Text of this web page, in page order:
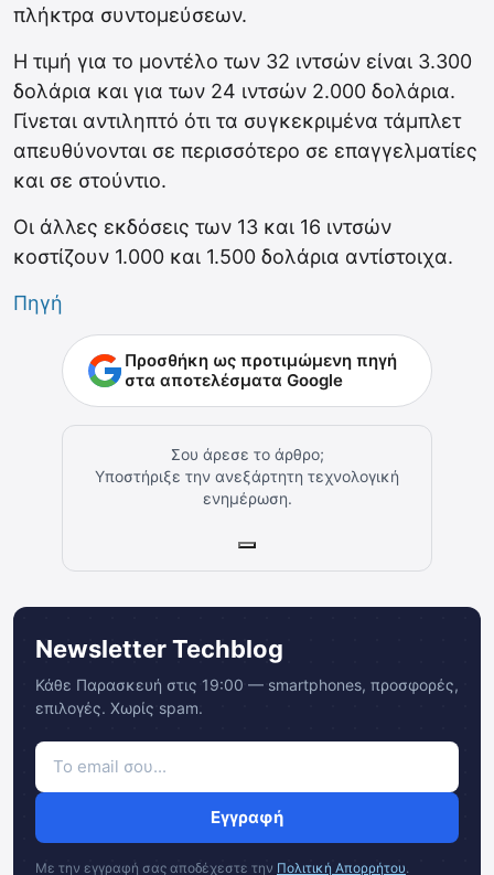
πλήκτρα συντομεύσεων.
Η τιμή για το μοντέλο των 32 ιντσών είναι 3.300
δολάρια και για των 24 ιντσών 2.000 δολάρια.
Γίνεται αντιληπτό ότι τα συγκεκριμένα τάμπλετ
απευθύνονται σε περισσότερο σε επαγγελματίες
και σε στούντιο.
Οι άλλες εκδόσεις των 13 και 16 ιντσών
κοστίζουν 1.000 και 1.500 δολάρια αντίστοιχα.
Πηγή
Προσθήκη ως προτιμώμενη πηγή
στα αποτελέσματα Google
Σου άρεσε το άρθρο;
Υποστήριξε την ανεξάρτητη τεχνολογική
ενημέρωση.
Newsletter Techblog
Κάθε Παρασκευή στις 19:00 — smartphones, προσφορές,
επιλογές. Χωρίς spam.
Εγγραφή
Με την εγγραφή σας αποδέχεστε την Πολιτική Απορρήτου.